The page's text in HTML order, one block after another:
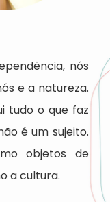
nós
e a natureza.
tudo o que faz
é um sujeito.
objetos de
a cultura.